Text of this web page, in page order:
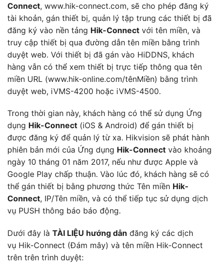
Connect, www.hik-connect.com, sẽ cho phép đăng ký
tài khoản, gán thiết bị, quản lý tập trung các thiết bị đã
đăng ký vào nền tảng Hik-Connect với tên miền, và
truy cập thiết bị qua đường dẫn tên miền bằng trình
duyệt web. Với thiết bị đã gán vào HiDDNS, khách
hàng vẫn có thể xem thiết bị trực tiếp thông qua tên
miền URL (www.hik-online.com/tênMiền) bằng trình
duyệt web, iVMS-4200 hoặc iVMS-4500.
Trong thời gian này, khách hàng có thể sử dụng Ứng
dụng Hik-Connect (iOS & Android) để gán thiết bị
được đăng ký để quản lý từ xa. Hikvision sẽ phát hành
phiên bản mới của Ứng dụng Hik-Connect vào khoảng
ngày 10 tháng 01 năm 2017, nếu như được Apple và
Google Play chấp thuận. Vào lúc đó, khách hàng sẽ có
thể gán thiết bị bằng phương thức Tên miền Hik-
Connect, IP/Tên miền, và có thể tiếp tục sử dụng dịch
vụ PUSH thông báo báo động.
Dưới đây là TÀI LIỆU hướng dẫn đăng ký các dịch
vụ Hik-Connect (Đám mây) và tên miền Hik-Connect
trên trên trình duyệt: